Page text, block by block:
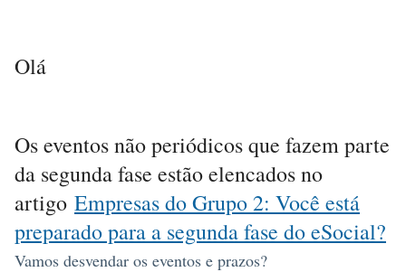
Olá
Os eventos não periódicos que fazem parte
da segunda fase estão elencados no
artigo Empresas do Grupo 2: Você está
preparado para a segunda fase do eSocial?
Vamos desvendar os eventos e prazos?